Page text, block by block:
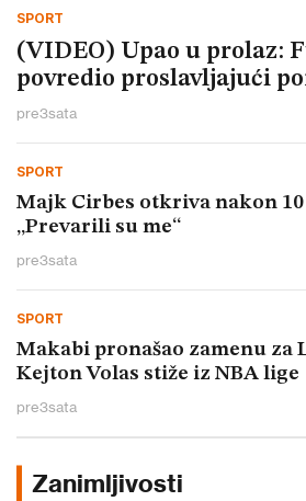
SPORT
(VIDEO) Upao u prolaz:
povredio proslavljajući
pre3sata
SPORT
Majk Cirbes otkriva nakon
„Prevarili su me“
pre3sata
SPORT
Makabi pronašao zamenu za
Kejton Volas stiže iz NBA lige
pre3sata
Zanimljivosti